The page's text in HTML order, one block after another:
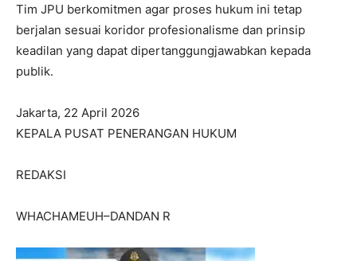
I WANT IN
Tim JPU berkomitmen agar proses hukum ini tetap
berjalan sesuai koridor profesionalisme dan prinsip
keadilan yang dapat dipertanggungjawabkan kepada
publik.
Jakarta, 22 April 2026
KEPALA PUSAT PENERANGAN HUKUM
REDAKSI
WHACHAMEUH–DANDAN R